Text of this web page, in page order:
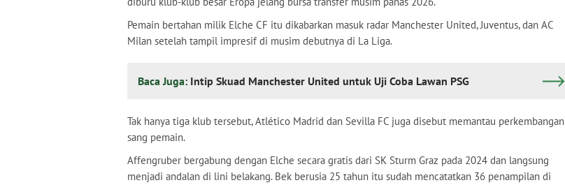
Pemain bertahan milik Elche CF itu dikabarkan masuk radar Manchester United, Juventus, dan AC
Milan setelah tampil impresif di musim debutnya di La Liga.
Baca Juga: Intip Skuad Manchester United untuk Uji Coba Lawan PSG
Tak hanya tiga klub tersebut, Atlético Madrid dan Sevilla FC juga disebut memantau perkembangan
sang pemain.
Affengruber bergabung dengan Elche secara gratis dari SK Sturm Graz pada 2024 dan langsung
menjadi andalan di lini belakang. Bek berusia 25 tahun itu sudah mencatatkan 36 penampilan di